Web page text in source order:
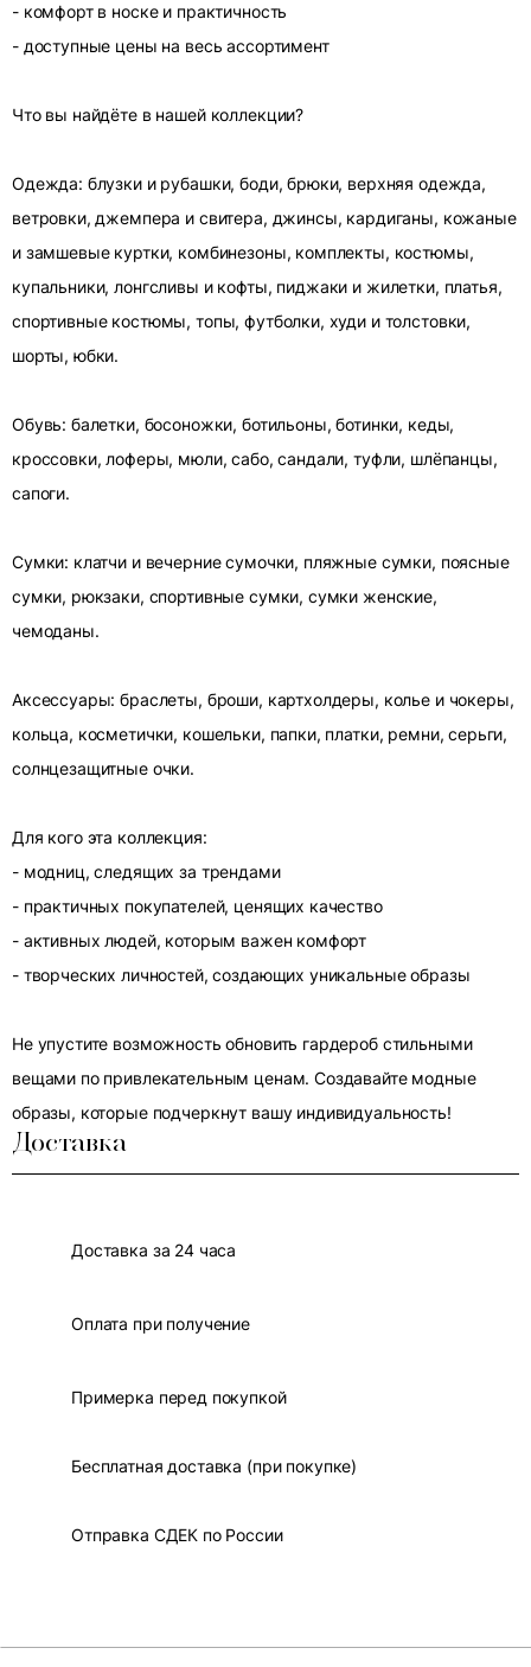
- комфорт в носке и практичность
- доступные цены на весь ассортимент
Что вы найдёте в нашей коллекции?
Одежда: блузки и рубашки, боди, брюки, верхняя одежда,
ветровки, джемпера и свитера, джинсы, кардиганы, кожаные
и замшевые куртки, комбинезоны, комплекты, костюмы,
купальники, лонгсливы и кофты, пиджаки и жилетки, платья,
спортивные костюмы, топы, футболки, худи и толстовки,
шорты, юбки.
Обувь: балетки, босоножки, ботильоны, ботинки, кеды,
кроссовки, лоферы, мюли, сабо, сандали, туфли, шлёпанцы,
сапоги.
Сумки: клатчи и вечерние сумочки, пляжные сумки, поясные
сумки, рюкзаки, спортивные сумки, сумки женские,
чемоданы.
Аксессуары: браслеты, броши, картхолдеры, колье и чокеры,
кольца, косметички, кошельки, папки, платки, ремни, серьги,
солнцезащитные очки.
Для кого эта коллекция:
- модниц, следящих за трендами
- практичных покупателей, ценящих качество
- активных людей, которым важен комфорт
- творческих личностей, создающих уникальные образы
Не упустите возможность обновить гардероб стильными
вещами по привлекательным ценам. Создавайте модные
образы, которые подчеркнут вашу индивидуальность!
Доставка
Доставка за 24 часа
Оплата при получение
Примерка перед покупкой
Бесплатная доставка (при покупке)
Отправка СДЕК по России